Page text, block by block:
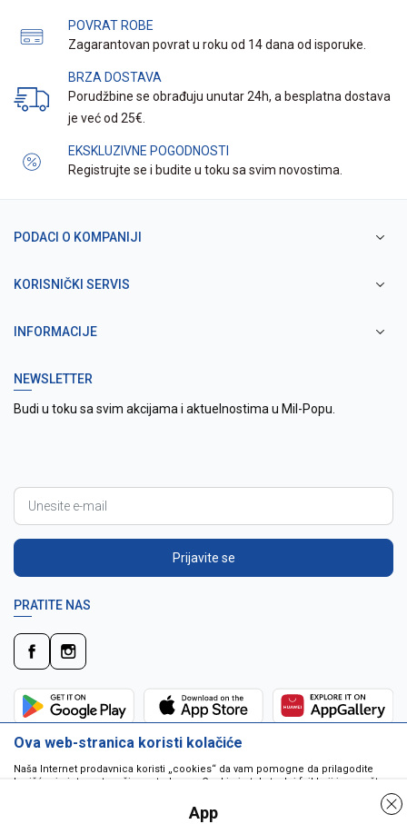
POVRAT ROBE
Zagarantovan povrat u roku od 14 dana od isporuke.
BRZA DOSTAVA
Porudžbine se obrađuju unutar 24h, a besplatna dostava
je već od 25€.
EKSKLUZIVNE POGODNOSTI
Registrujte se i budite u toku sa svim novostima.
PODACI O KOMPANIJI
KORISNIČKI SERVIS
INFORMACIJE
NEWSLETTER
Budi u toku sa svim akcijama i aktuelnostima u Mil-Popu.
Prijavite se
PRATITE NAS
Ova web-stranica koristi kolačiće
Naša Internet prodavnica koristi „cookies“ da vam pomogne da prilagodite
korišćenje interneta vašim potrebama. Cookie je tekstualni fajl koji je smešten
da pokrenu program ili da isporuče virus vašem računaru. Cookie-i su
jedinstveno dodeljeni vama, i jedino mogu biti pročitani od strane web servera
App